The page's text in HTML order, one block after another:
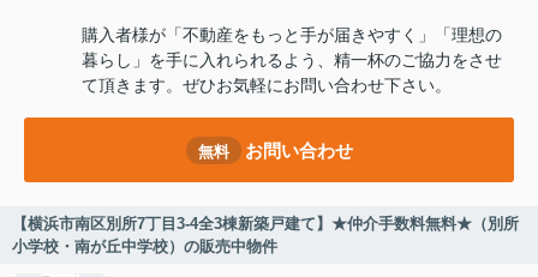
購入者様が「不動産をもっと手が届きやすく」「理想の
暮らし」を手に入れられるよう、精一杯のご協力をさせ
て頂きます。ぜひお気軽にお問い合わせ下さい。
無料 お問い合わせ
【横浜市南区別所7丁目3-4全3棟新築戸建て】★仲介手数料無料★（別所
小学校・南が丘中学校）の販売中物件